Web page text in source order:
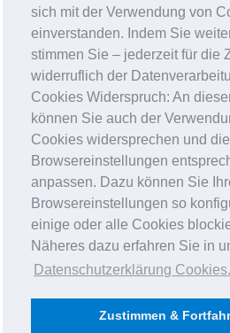
sich mit der Verwendung von
einverstanden. Indem Sie
stimmen Sie – jederzeit für die
widerruflich der
Cookies Widerspruch: An
können Sie auch der
Cookies widersprechen und die
Browsereinstellungen
anpassen. Dazu können Sie
Browsereinstellungen so
einige oder alle Cookies
Näheres dazu erfahren Sie in
Datenschutzerklärung Cookies.
Zustimmen &